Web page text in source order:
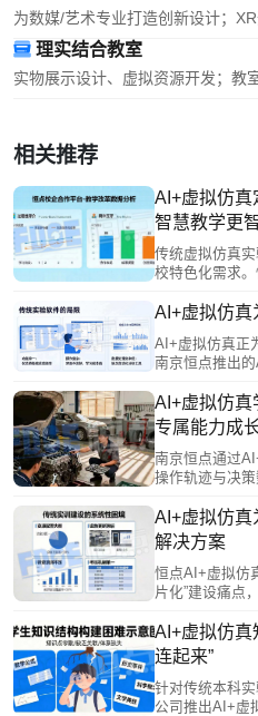
为数媒/艺术专业打造创新设计；
理实结合教室
实物展示设计、虚拟资源开发；教
相关推荐
AI+虚拟仿真
智慧教学更
传统虚拟仿真
校特色化需求
计，实现从“被
块化架构，支
策”，让技术服
AI+虚拟仿
AI+虚拟仿真正
南京恒点推出
学生操作细节
能力档案并生
进与教师精准
和编辑器，方
系统，实现数
AI+虚拟仿真
专属能力成
南京恒点通过
操作轨迹与决
推荐个性化学
多维教学报告
助力学生从被
“标准化培养”向
AI+虚拟仿真
解决方案
恒点AI+虚拟仿
片化”建设痛点
孤岛，实现教
并支持院校特
能教师进行知
环境，并具备
前沿同步，系
AI+虚拟仿真
连起来”
针对传统本科
公司推出AI+虚